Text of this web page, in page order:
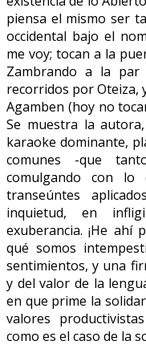
piensa el mismo ser
occidental bajo el
me voy; tocan a la
Zambrando a la
recorridos por Oteiza,
Agamben (hoy no
Se muestra la
karaoke dominante,
comunes -que
comulgando con lo
transeúntes
inquietud, en
exuberancia. ¡He ahí
qué somos
sentimientos, y una
y del valor de la
en que prime la
valores
como es el caso de la